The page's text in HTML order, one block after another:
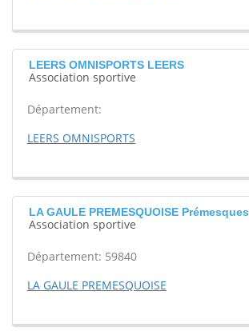
LEERS OMNISPORTS LEERS
Association sportive
Département:
LEERS OMNISPORTS
LA GAULE PREMESQUOISE Prémesques
Association sportive
Département: 59840
LA GAULE PREMESQUOISE